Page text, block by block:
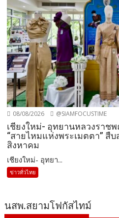
08/08/2026 @SIAMFOCUSTIME
เชียงใหม่- อุทยานหลวงราช
“สายไหมแห่งพระเมตตา” สื
สิงหาคม
เชียงใหม่- อุทยา...
ข่าวทั่วไทย
นสพ.สยามโฟกัสไทม์